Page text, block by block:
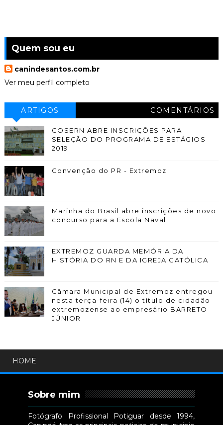
Quem sou eu
canindesantos.com.br
Ver meu perfil completo
ARTIGOS COMENTÁRIOS
COSERN ABRE INSCRIÇÕES PARA
SELEÇÃO DO PROGRAMA DE ESTÁGIOS
2019
Convenção do PR - Extremoz
Marinha do Brasil abre inscrições de novo
concurso para a Escola Naval
EXTREMOZ GUARDA MEMÓRIA DA
HISTÓRIA DO RN E DA IGREJA CATÓLICA
Câmara Municipal de Extremoz entregou
nesta terça-feira (14) o título de cidadão
extremozense ao empresário BARRETO
JÚNIOR
HOME
Sobre mim
Fotógrafo Profissional Potiguar desde 1994,